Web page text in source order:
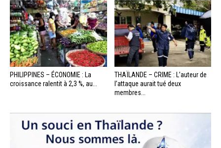
PHILIPPINES – ÉCONOMIE : La
croissance ralentit à 2,3 %, au...
THAÏLANDE – CRIME : L’auteur de
l’attaque aurait tué deux
membres...